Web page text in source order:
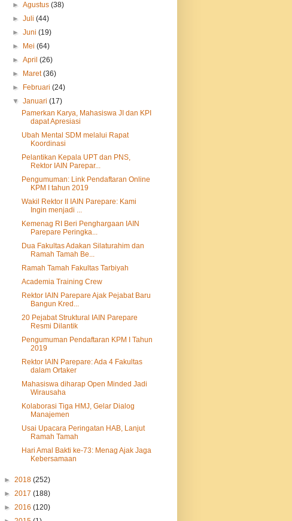
►Agustus(38)
►Juli(44)
►Juni(19)
►
Mei(64)
►April(26)
►
Maret(36)
►
Februari(24)
▼Januari(17)
Pamerkan Karya, Mahasiswa JI dan KPI
dapat Apresiasi
Ubah Mental SDM melalui Rapat
Koordinasi
Pelantikan Kepala UPT dan PNS,
Rektor IAIN Parepar...
Pengumuman: Link Pendaftaran Online
KPM I tahun 2019
Wakil Rektor II IAIN Parepare: Kami
Ingin menjadi ...
Kemenag RI Beri Penghargaan IAIN
Parepare Peringka...
Dua Fakultas Adakan Silaturahim dan
Ramah Tamah Be...
Ramah Tamah Fakultas Tarbiyah
Academia Training Crew
Rektor IAIN Parepare Ajak Pejabat Baru
Bangun Kred...
20 Pejabat Struktural IAIN Parepare
Resmi Dilantik
Pengumuman Pendaftaran KPM I Tahun
2019
Rektor IAIN Parepare: Ada 4 Fakultas
dalam Ortaker
Mahasiswa diharap Open Minded Jadi
Wirausaha
Kolaborasi Tiga HMJ, Gelar Dialog
Manajemen
Usai Upacara Peringatan HAB, Lanjut
Ramah Tamah
Hari Amal Bakti ke-73: Menag Ajak Jaga
Kebersamaan
► 2018 (252)
► 2017 (188)
► 2016 (120)